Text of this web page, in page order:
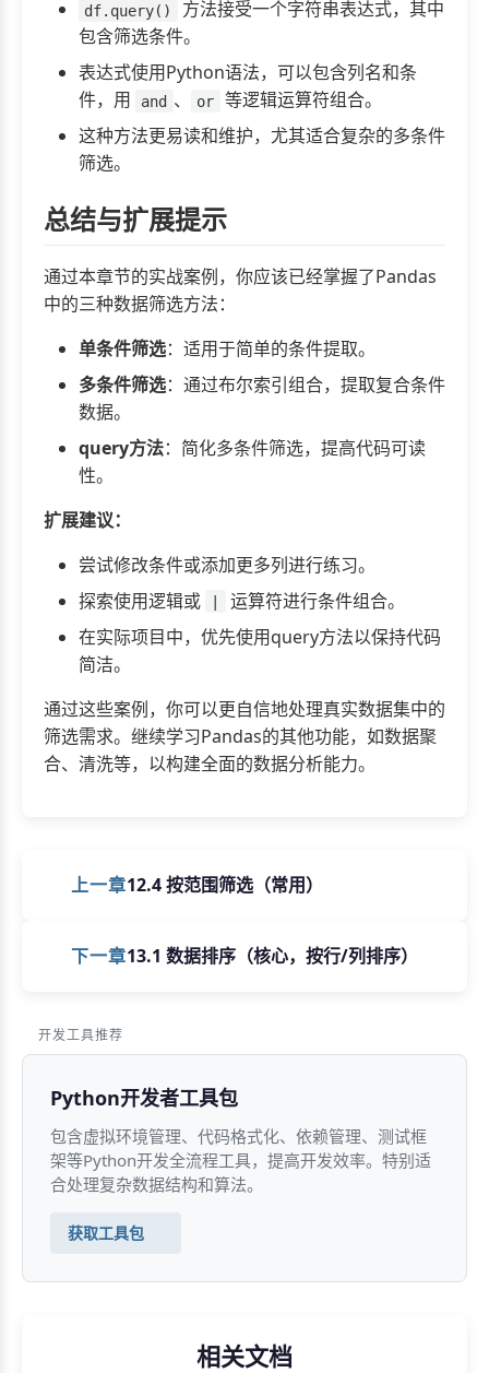
df.query()
方法接受一个字符串表达式，其中
包含筛选条件。
表达式使用Python语法，可以包含列名和条
件，用
and 、 or
等逻辑运算符组合。
这种方法更易读和维护，尤其适合复杂的多条件
筛选。
总结与扩展提示
通过本章节的实战案例，你应该已经掌握了Pandas
中的三种数据筛选方法：
单条件筛选：适用于简单的条件提取。
多条件筛选：通过布尔索引组合，提取复合条件
数据。
query方法：简化多条件筛选，提高代码可读
性。
扩展建议：
尝试修改条件或添加更多列进行练习。
探索使用逻辑或
|
运算符进行条件组合。
在实际项目中，优先使用query方法以保持代码
简洁。
通过这些案例，你可以更自信地处理真实数据集中的
筛选需求。继续学习Pandas的其他功能，如数据聚
合、清洗等，以构建全面的数据分析能力。
上一章12.4 按范围筛选（常用）
下一章13.1 数据排序（核心，按行/列排序）
开发工具推荐
Python开发者工具包
包含虚拟环境管理、代码格式化、依赖管理、测试框
架等Python开发全流程工具，提高开发效率。特别适
合处理复杂数据结构和算法。
获取工具包
相关文档